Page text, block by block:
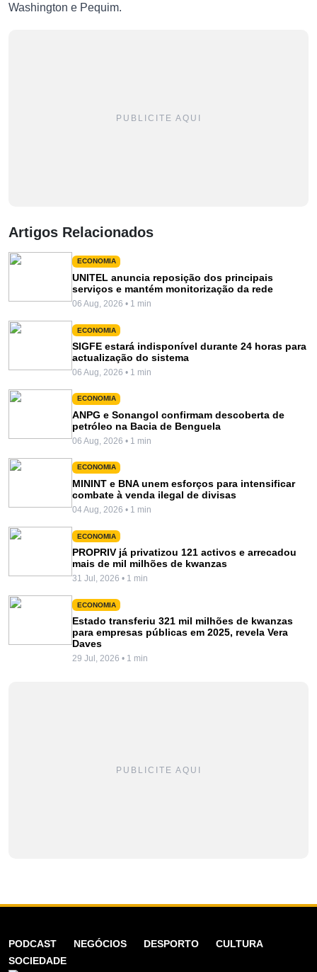
Washington e Pequim.
PUBLICITE AQUI
Artigos Relacionados
ECONOMIA
UNITEL anuncia reposição dos principais
serviços e mantém monitorização da rede
06 Aug, 2026 • 1 min
ECONOMIA
SIGFE estará indisponível durante 24 horas para
actualização do sistema
06 Aug, 2026 • 1 min
ECONOMIA
ANPG e Sonangol confirmam descoberta de
petróleo na Bacia de Benguela
06 Aug, 2026 • 1 min
ECONOMIA
MININT e BNA unem esforços para intensificar
combate à venda ilegal de divisas
04 Aug, 2026 • 1 min
ECONOMIA
PROPRIV já privatizou 121 activos e arrecadou
mais de mil milhões de kwanzas
31 Jul, 2026 • 1 min
ECONOMIA
Estado transferiu 321 mil milhões de kwanzas
para empresas públicas em 2025, revela Vera
Daves
29 Jul, 2026 • 1 min
PUBLICITE AQUI
PODCAST NEGÓCIOS DESPORTO
CULTURA
SOCIEDADE